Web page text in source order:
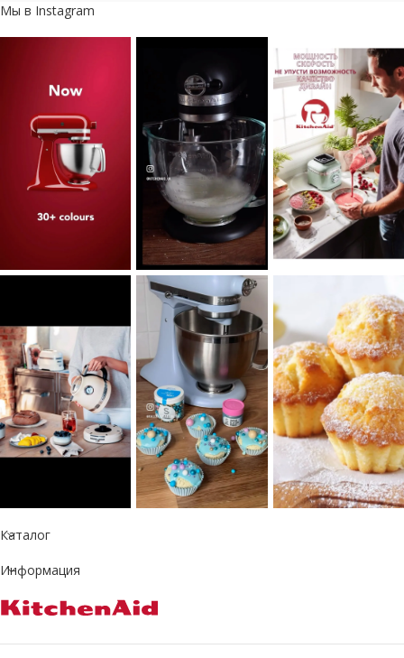
Мы в Instagram
Каталог
Информация